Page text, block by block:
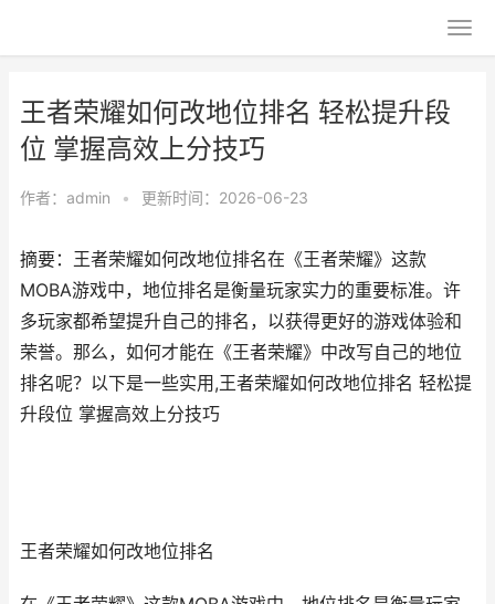
王者荣耀如何改地位排名 轻松提升段
位 掌握高效上分技巧
作者： admin • 更新时间：2026-06-23
摘要：王者荣耀如何改地位排名在《王者荣耀》这款
MOBA游戏中，地位排名是衡量玩家实力的重要标准。许
多玩家都希望提升自己的排名，以获得更好的游戏体验和
荣誉。那么，如何才能在《王者荣耀》中改写自己的地位
排名呢？以下是一些实用,王者荣耀如何改地位排名 轻松提
升段位 掌握高效上分技巧
王者荣耀如何改地位排名